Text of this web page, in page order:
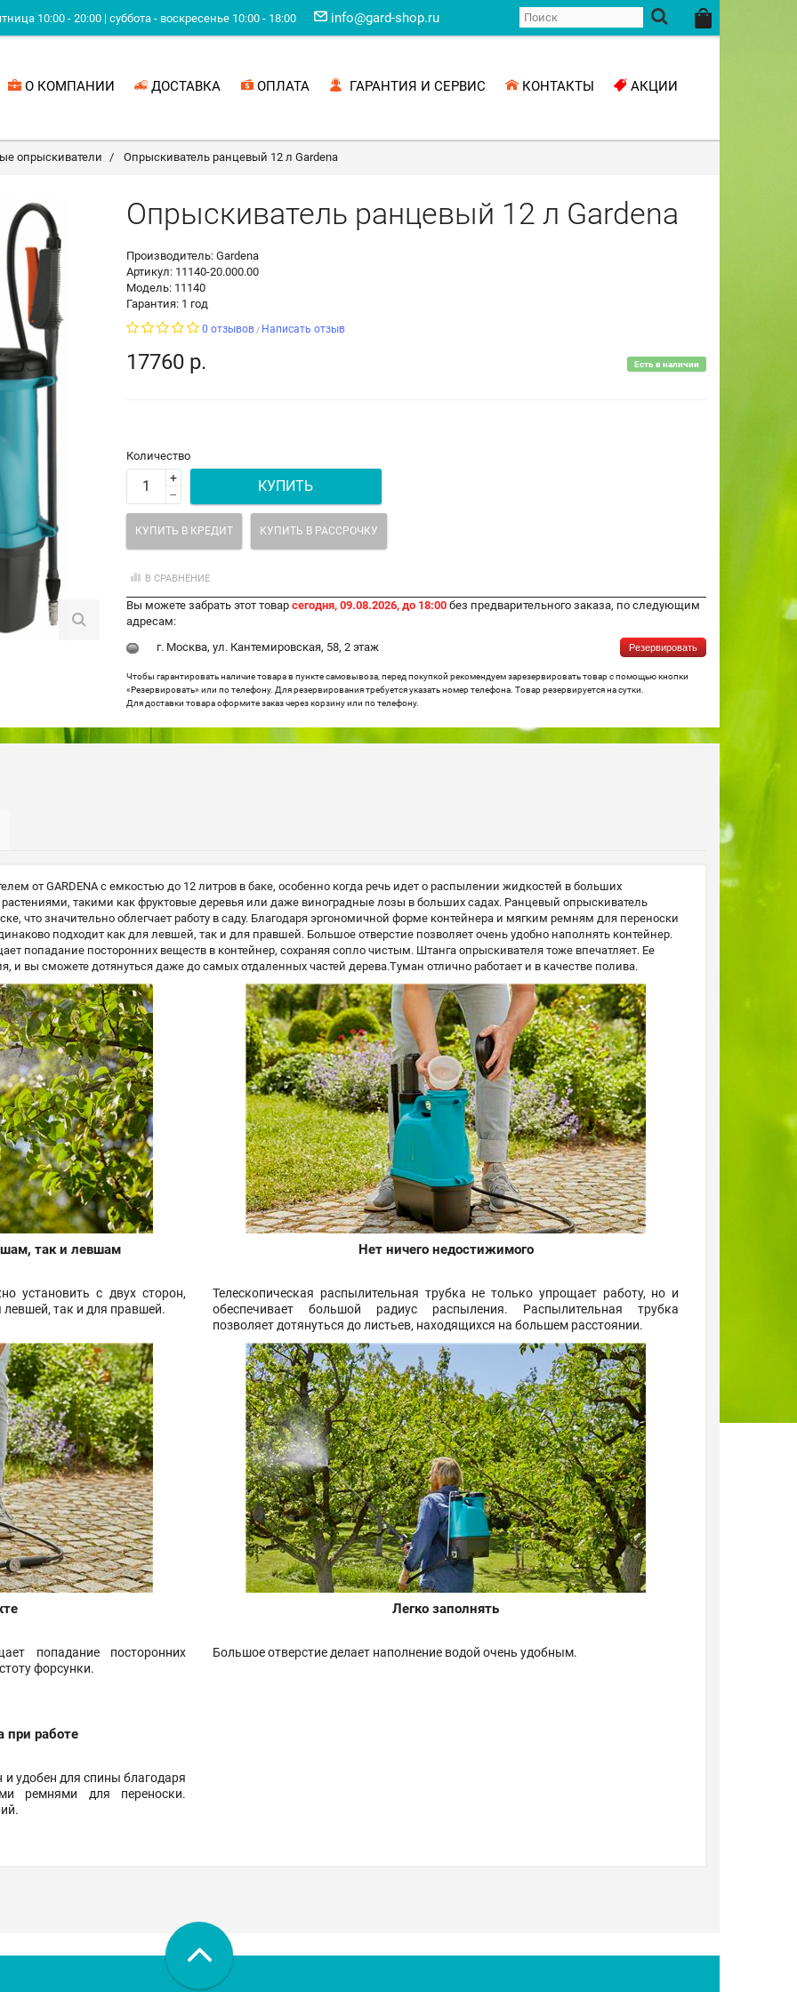
10:00 - 20:00 | суббота - воскресенье 10:00 - 18:00 info@gard-shop.ru
О КОМПАНИИ ДОСТАВКА ОПЛАТА ГАРАНТИЯ И СЕРВИС КОНТАКТЫ АКЦИИ
опрыскиватели Опрыскиватель ранцевый 12 л Gardena
Опрыскиватель ранцевый 12 л Gardena
Производитель: Gardena
Артикул: 11140-20.000.00
Модель: 11140
Гарантия: 1 год
0 отзывов/ Написать отзыв
Есть в наличии
17760 р.
Количество
+
–
КУПИТЬ
КУПИТЬ В КРЕДИТ КУПИТЬ В РАССРОЧКУ
В СРАВНЕНИЕ
Вы можете забрать этот товар сегодня, 09.08.2026, до 18:00 без предварительного заказа, по следующим
адресам:
г. Москва, ул. Кантемировская, 58, 2 этаж
Резервировать
Чтобы гарантировать наличие товара в пункте самовывоза, перед покупкой рекомендуем зарезервировать товар с помощью кнопки
«Резервировать» или по телефону. Для резервирования требуется указать номер телефона. Товар резервируется на сутки.
Для доставки товара оформите заказ через корзину или по телефону.
от GARDENA с емкостью до 12 литров в баке, особенно когда речь идет о распылении жидкостей в больших
такими как фруктовые деревья или даже виноградные лозы в больших садах. Ранцевый опрыскиватель
что значительно облегчает работу в саду. Благодаря эргономичной форме контейнера и мягким ремням для переноски
подходит как для левшей, так и для правшей. Большое отверстие позволяет очень удобно наполнять контейнер.
попадание посторонних веществ в контейнер, сохраняя сопло чистым. Штанга опрыскивателя тоже впечатляет. Ее
вы сможете дотянуться даже до самых отдаленных частей дерева.Туман отлично работает и в качестве полива.
так и левшам
установить с двух сторон,
так и для правшей.
Нет ничего недостижимого
Телескопическая распылительная трубка не только упрощает работу, но и
обеспечивает большой радиус распыления. Распылительная трубка
позволяет дотянуться до листьев, находящихся на большем расстоянии.
попадание посторонних
форсунки.
Легко заполнять
Большое отверстие делает наполнение водой очень удобным.
при работе
удобен для спины благодаря
ремнями для переноски.